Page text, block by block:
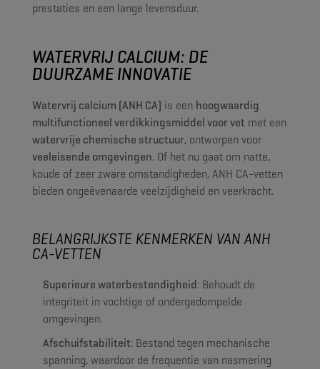
prestaties en een lange levensduur.
WATERVRIJ CALCIUM: DE
DUURZAME INNOVATIE
Watervrij calcium (ANH CA) is een hoogwaardig
multifunctioneel verdikkingsmiddel voor vet met een
watervrije chemische structuur, ontworpen voor
veeleisende omgevingen. Of het nu gaat om natte,
koude of zeer zware omstandigheden, ANH CA-vetten
bieden ongeëvenaarde veelzijdigheid en veerkracht.
BELANGRIJKSTE KENMERKEN VAN ANH
CA-VETTEN
Superieure waterbestendigheid: Behoudt de
integriteit in vochtige of ondergedompelde
omgevingen.
Afschuifstabiliteit: Bestand tegen mechanische
spanning, waardoor de frequentie van nasmering